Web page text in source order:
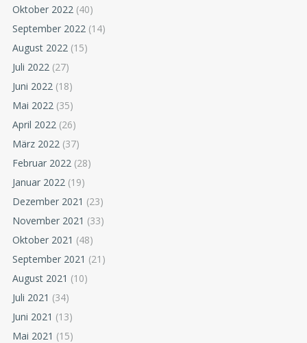
Oktober 2022 (40)
September 2022 (14)
August 2022 (15)
Juli 2022 (27)
Juni 2022 (18)
Mai 2022 (35)
April 2022 (26)
März 2022 (37)
Februar 2022 (28)
Januar 2022 (19)
Dezember 2021 (23)
November 2021 (33)
Oktober 2021 (48)
September 2021 (21)
August 2021 (10)
Juli 2021 (34)
Juni 2021 (13)
Mai 2021 (15)